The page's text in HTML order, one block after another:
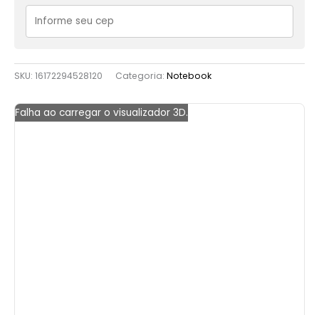
SKU: 16172294528120 Categoria: Notebook
Falha ao carregar o visualizador 3D.